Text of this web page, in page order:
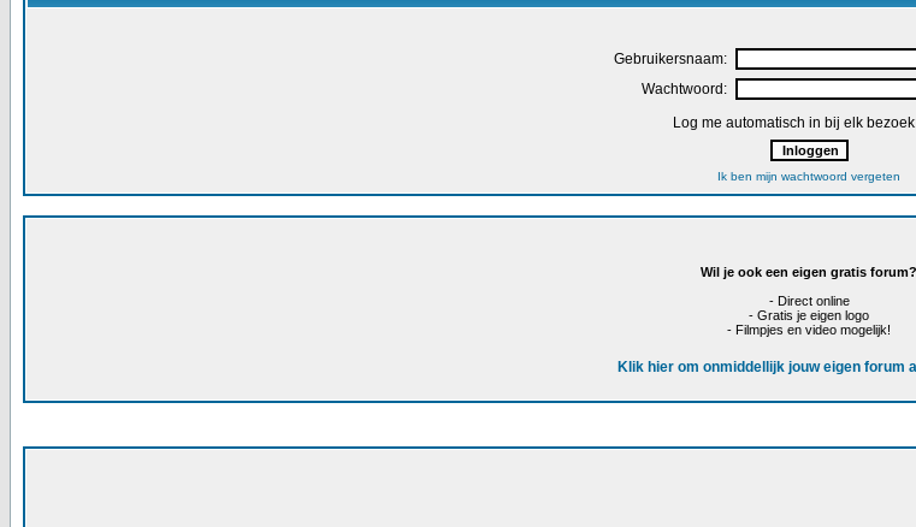
Gebruikersnaam:
Wachtwoord:
Log me automatisch in bij elk
Ik ben mijn wachtwoord vergeten
Wil je ook een eigen gratis forum?
- Direct online
- Gratis je eigen logo
- Filmpjes en video mogelijk!
Klik hier om onmiddellijk jouw eigen forum